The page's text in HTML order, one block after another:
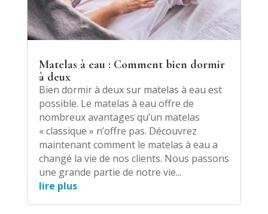
Matelas à eau : Comment bien dormir
à deux
Bien dormir à deux sur matelas à eau est
possible. Le matelas à eau offre de
nombreux avantages qu’un matelas
« classique » n’offre pas. Découvrez
maintenant comment le matelas à eau a
changé la vie de nos clients. Nous passons
une grande partie de notre vie...
lire plus